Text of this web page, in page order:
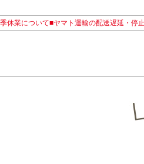
休業について■ヤマト運輸の配送遅延・停